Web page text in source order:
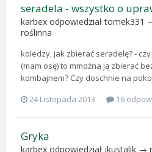
seradela - wszystko o
karbex odpowiedziałtomek331
roślinna
koledzy, jak zbierać seradelę? -
(mam osę) to mmożna ją zbierać
kombajnem? Czy doschnie na
24 Listopada 2013
16
Gryka
karbex odpowiedział jkustalik →